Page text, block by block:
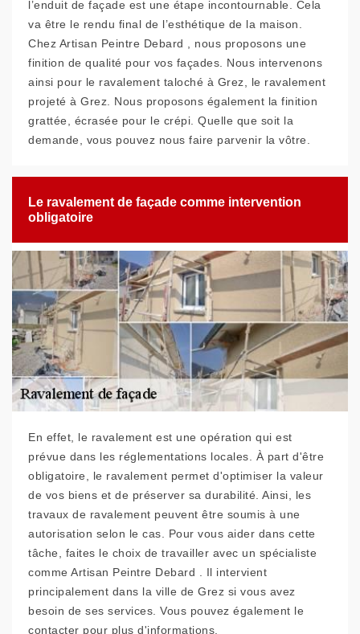
l’enduit de façade est une étape incontournable. Cela
va être le rendu final de l’esthétique de la maison.
Chez Artisan Peintre Debard , nous proposons une
finition de qualité pour vos façades. Nous intervenons
ainsi pour le ravalement taloché à Grez, le ravalement
projeté à Grez. Nous proposons également la finition
grattée, écrasée pour le crépi. Quelle que soit la
demande, vous pouvez nous faire parvenir la vôtre.
Le ravalement de façade comme intervention
obligatoire
En effet, le ravalement est une opération qui est
prévue dans les réglementations locales. À part d'être
obligatoire, le ravalement permet d'optimiser la valeur
de vos biens et de préserver sa durabilité. Ainsi, les
travaux de ravalement peuvent être soumis à une
autorisation selon le cas. Pour vous aider dans cette
tâche, faites le choix de travailler avec un spécialiste
comme Artisan Peintre Debard . Il intervient
principalement dans la ville de Grez si vous avez
besoin de ses services. Vous pouvez également le
contacter pour plus d'informations.